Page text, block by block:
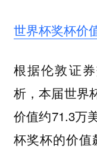
世界杯奖杯价
根据伦敦证
析，本届世界
价值约71.3万
杯奖杯的价值